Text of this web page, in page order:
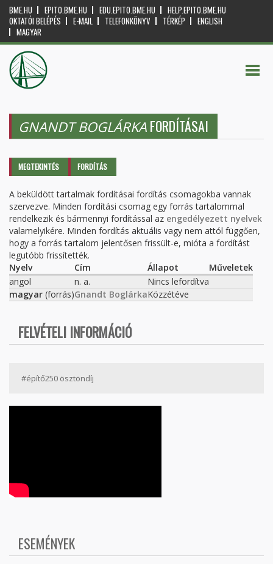
BME.HU EPITO.BME.HU EDU.EPITO.BME.HU
HELP.EPITO.BME.HU
OKTATÓI BELÉPÉS
E-MAIL TELEFONKÖNYV TÉRKÉP
ENGLISH
MAGYAR
GNANDT BOGLÁRKA FORDÍTÁSAI
Elsődleges fülek
MEGTEKINTÉS FORDÍTÁS
A beküldött tartalmak fordításai fordítás csomagokba vannak
szervezve. Minden fordítási csomag egy forrás tartalommal
rendelkezik és bármennyi fordítással az engedélyezett nyelvek
valamelyikére. Minden fordítás aktuális vagy nem attól függően,
hogy a forrás tartalom jelentősen frissült-e, mióta a fordítást
legutóbb frissítették.
Nyelv
Cím Állapot
Műveletek
angol
n. a.
Nincs lefordítva
magyar (forrás)Gnandt BoglárkaKözzétéve
FELVÉTELI INFORMÁCIÓ
#építő250 ösztöndíj
ESEMÉNYEK